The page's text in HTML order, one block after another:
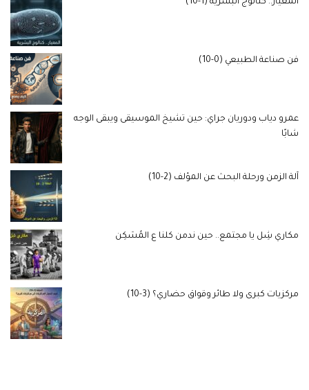
المعيار.. كتالوج البشرية (1-10)
فن صناعة الطبيعي (0-10)
عمرو دياب ودوريان جراي: حين تشيخ الموسيقى ويبقى الوجه
شابًا
آلة الزمن ورحلة البحث عن المؤلف (2-10)
مكاري شِل يا مجتمع.. حين ندمن كلنا ع المُسَكِن
مركزيات كبرى ولا طائر وقواق حضاري؟ (3-10)